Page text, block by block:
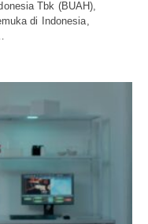
Tbk (BUAH),
di Indonesia,